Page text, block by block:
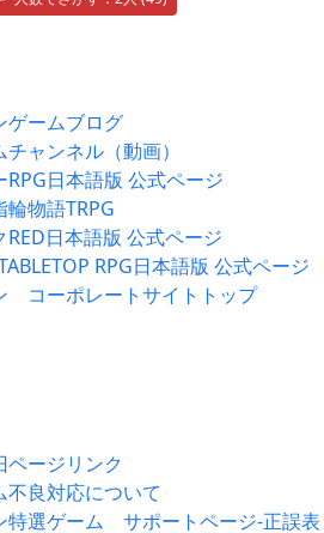
ゲームブログ
ャンネル（動画）
RPG日本語版 公式ページ
物語TRPG
日本語版 公式ページ
RPG日本語版 公式ページ
コーポレートサイトトップ
ページリンク
不良対応について
特選ゲーム サポートページ-正誤表